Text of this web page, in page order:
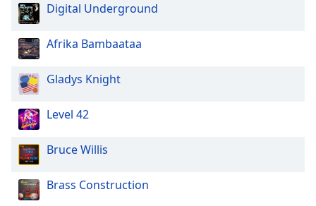
Caption
Area
Background
Color
Font
Size
Text
Digital Underground
Afrika Bambaataa
Gladys Knight
Level 42
Bruce Willis
Brass Construction